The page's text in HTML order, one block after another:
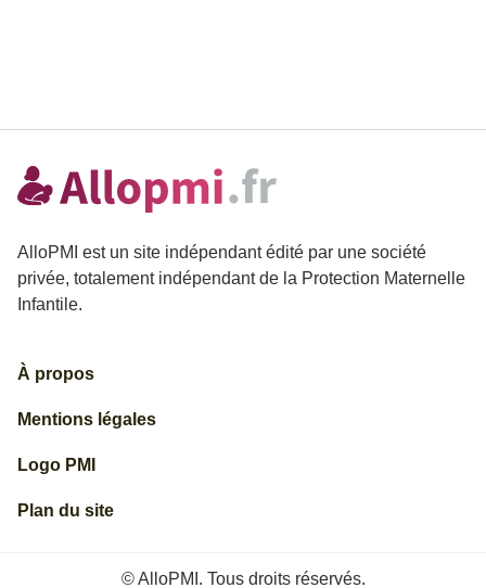
AlloPMI est un site indépendant édité par une société
privée, totalement indépendant de la Protection Maternelle
Infantile.
© AlloPMI. Tous droits réservés.
À propos
Mentions légales
Logo PMI
Plan du site